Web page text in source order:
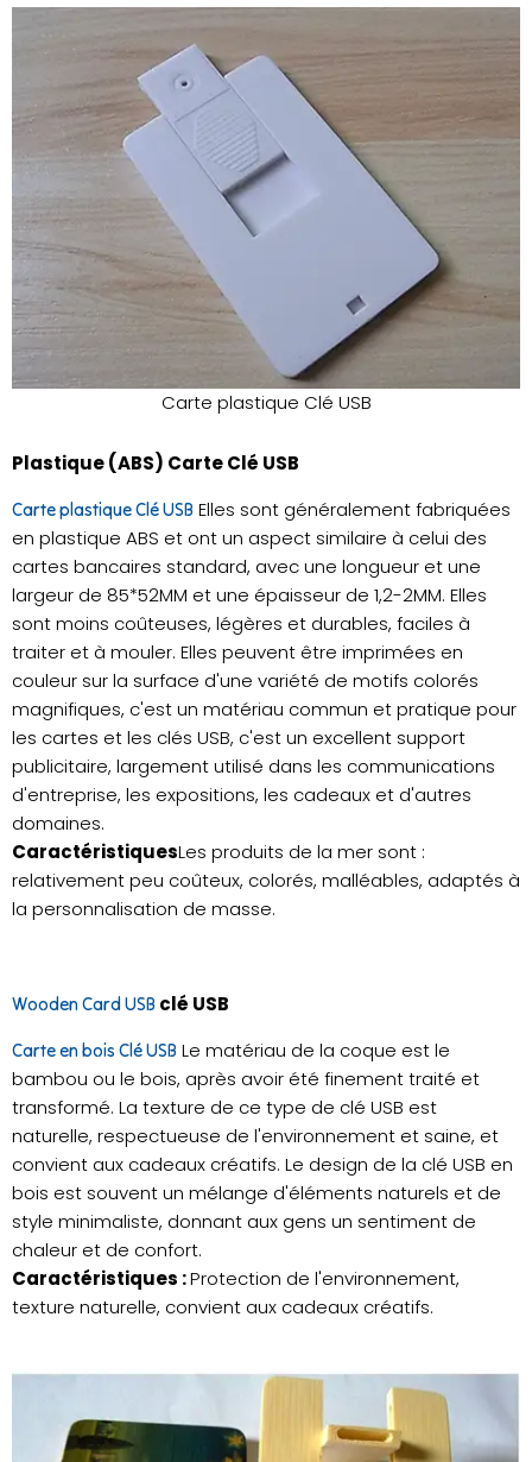
Carte plastique Clé USB
Plastique (ABS) Carte Clé USB
Carte plastique Clé USB Elles sont généralement fabriquées
en plastique ABS et ont un aspect similaire à celui des
cartes bancaires standard, avec une longueur et une
largeur de 85*52MM et une épaisseur de 1,2-2MM. Elles
sont moins coûteuses, légères et durables, faciles à
traiter et à mouler. Elles peuvent être imprimées en
couleur sur la surface d'une variété de motifs colorés
magnifiques, c'est un matériau commun et pratique pour
les cartes et les clés USB, c'est un excellent support
publicitaire, largement utilisé dans les communications
d'entreprise, les expositions, les cadeaux et d'autres
domaines.
CaractéristiquesLes produits de la mer sont :
relativement peu coûteux, colorés, malléables, adaptés à
la personnalisation de masse.
Wooden Card USB clé USB
Carte en bois Clé USB Le matériau de la coque est le
bambou ou le bois, après avoir été finement traité et
transformé. La texture de ce type de clé USB est
naturelle, respectueuse de l'environnement et saine, et
convient aux cadeaux créatifs. Le design de la clé USB en
bois est souvent un mélange d'éléments naturels et de
style minimaliste, donnant aux gens un sentiment de
chaleur et de confort.
Caractéristiques :Protection de l'environnement,
texture naturelle, convient aux cadeaux créatifs.